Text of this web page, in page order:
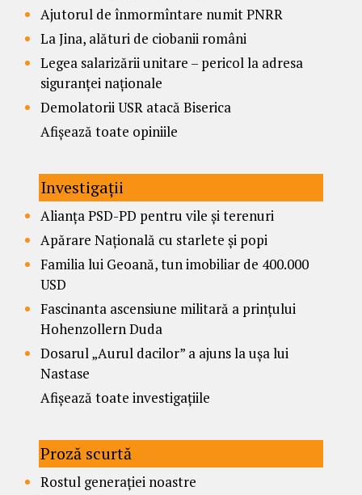
Ajutorul de înmormîntare numit PNRR
La Jina, alături de ciobanii români
Legea salarizării unitare – pericol la adresa
siguranței naționale
Demolatorii USR atacă Biserica
Afișează toate opiniile
Investigații
Alianța PSD-PD pentru vile și terenuri
Apărare Națională cu starlete și popi
Familia lui Geoană, tun imobiliar de 400.000
USD
Fascinanta ascensiune militară a prințului
Hohenzollern Duda
Dosarul „Aurul dacilor” a ajuns la ușa lui
Nastase
Afișează toate investigațiile
Proză scurtă
Rostul generației noastre